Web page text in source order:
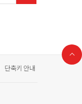
단축키 안내